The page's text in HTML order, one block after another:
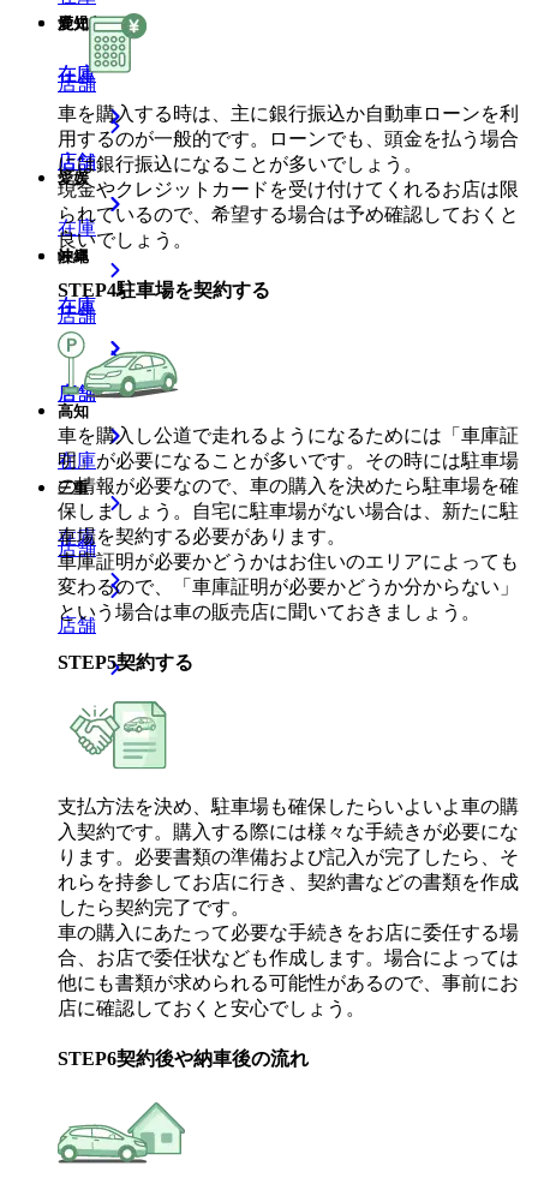
愛知
在庫
店舗
岐阜
在庫
店舗
三重
在庫
店舗
店舗
愛媛
在庫
店舗
高知
在庫
店舗
鹿児島
在庫
店舗
沖縄
在庫
店舗
車を購入する時は、主に銀行振込か自動車ローンを利
用するのが一般的です。ローンでも、頭金を払う場合
には銀行振込になることが多いでしょう。
現金やクレジットカードを受け付けてくれるお店は限
られているので、希望する場合は予め確認しておくと
良いでしょう。
STEP4駐車場を契約する
車を購入し公道で走れるようになるためには「車庫証
明」が必要になることが多いです。その時には駐車場
の情報が必要なので、車の購入を決めたら駐車場を確
保しましょう。自宅に駐車場がない場合は、新たに駐
車場を契約する必要があります。
車庫証明が必要かどうかはお住いのエリアによっても
変わるので、「車庫証明が必要かどうか分からない」
という場合は車の販売店に聞いておきましょう。
STEP5契約する
支払方法を決め、駐車場も確保したらいよいよ車の購
入契約です。購入する際には様々な手続きが必要にな
ります。必要書類の準備および記入が完了したら、そ
れらを持参してお店に行き、契約書などの書類を作成
したら契約完了です。
車の購入にあたって必要な手続きをお店に委任する場
合、お店で委任状なども作成します。場合によっては
他にも書類が求められる可能性があるので、事前にお
店に確認しておくと安心でしょう。
STEP6契約後や納車後の流れ